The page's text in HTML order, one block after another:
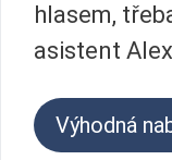
hlasem,
asistent
Výhodná